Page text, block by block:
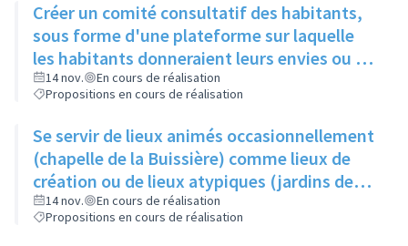
Créer un comité consultatif des habitants,
sous forme d'une plateforme sur laquelle
les habitants donneraient leurs envies ou se
manifesteraient sur leur volonté de
participer à tel ou tel évènement, et où les
acteurs culturels présenteraient ce qu'ils
produisent
14 nov.
En cours de réalisation
Propositions en cours de réalisation
Se servir de lieux animés occasionnellement
(chapelle de la Buissière) comme lieux de
création ou de lieux atypiques (jardins des
Semailles) comme lieux d'exposition pour
photos ou oeuvres
14 nov.
En cours de réalisation
Propositions en cours de réalisation